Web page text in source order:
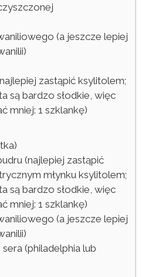
(a jeszcze lepiej
zastąpić ksylitolem;
są bardzo słodkie, więc
mniej: 1 szklankę)
(najlepiej zastąpić
młynku ksylitolem;
są bardzo słodkie, więc
mniej: 1 szklankę)
(a jeszcze lepiej
(philadelphia lub